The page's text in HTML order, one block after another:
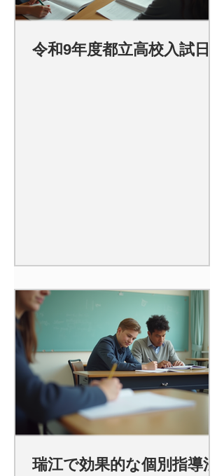
令和9年度都立高校入試日程
瑞江で効果的な個別指導法